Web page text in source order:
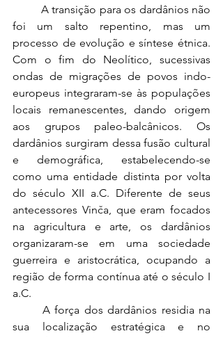
foi um salto repentino, mas um
processo de evolução e síntese étnica.
Com o fim do Neolítico, sucessivas
ondas de migrações de povos indo-
europeus integraram-se às populações
locais remanescentes, dando origem
aos grupos paleo-balcânicos. Os
dardânios surgiram dessa fusão cultural
e demográfica, estabelecendo-se
como uma entidade distinta por volta
do século XII a.C. Diferente de seus
antecessores Vinča, que eram focados
na agricultura e arte, os dardânios
organizaram-se em uma sociedade
guerreira e aristocrática, ocupando a
região de forma contínua até o século I
a.C.
sua localização estratégica e no